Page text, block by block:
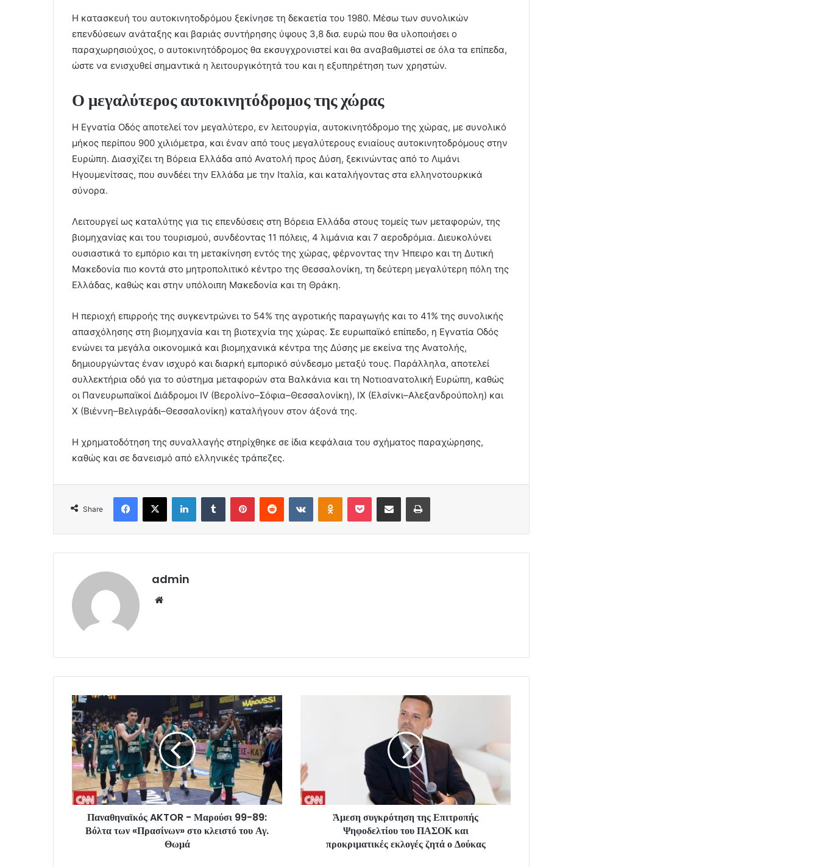
Η κατασκευή του αυτοκινητοδρόμου ξεκίνησε τη δεκαετία του 1980. Μέσω των συνολικών
επενδύσεων ανάταξης και βαριάς συντήρησης ύψους 3,8 δισ. ευρώ που θα υλοποιήσει ο
παραχωρησιούχος, ο αυτοκινητόδρομος θα εκσυγχρονιστεί και θα αναβαθμιστεί σε όλα τα επίπεδα,
ώστε να ενισχυθεί σημαντικά η λειτουργικότητά του και η εξυπηρέτηση των χρηστών.
Ο μεγαλύτερος αυτοκινητόδρομος της χώρας
Η Εγνατία Οδός αποτελεί τον μεγαλύτερο, εν λειτουργία, αυτοκινητόδρομο της χώρας, με συνολικό
μήκος περίπου 900 χιλιόμετρα, και έναν από τους μεγαλύτερους ενιαίους αυτοκινητοδρόμους στην
Ευρώπη. Διασχίζει τη Βόρεια Ελλάδα από Ανατολή προς Δύση, ξεκινώντας από το Λιμάνι
Ηγουμενίτσας, που συνδέει την Ελλάδα με την Ιταλία, και καταλήγοντας στα ελληνοτουρκικά
σύνορα.
Λειτουργεί ως καταλύτης για τις επενδύσεις στη Βόρεια Ελλάδα στους τομείς των μεταφορών, της
βιομηχανίας και του τουρισμού, συνδέοντας 11 πόλεις, 4 λιμάνια και 7 αεροδρόμια. Διευκολύνει
ουσιαστικά το εμπόριο και τη μετακίνηση εντός της χώρας, φέρνοντας την Ήπειρο και τη Δυτική
Μακεδονία πιο κοντά στο μητροπολιτικό κέντρο της Θεσσαλονίκη, τη δεύτερη μεγαλύτερη πόλη της
Ελλάδας, καθώς και στην υπόλοιπη Μακεδονία και τη Θράκη.
Η περιοχή επιρροής της συγκεντρώνει το 54% της αγροτικής παραγωγής και το 41% της συνολικής
απασχόλησης στη βιομηχανία και τη βιοτεχνία της χώρας. Σε ευρωπαϊκό επίπεδο, η Εγνατία Οδός
ενώνει τα μεγάλα οικονομικά και βιομηχανικά κέντρα της Δύσης με εκείνα της Ανατολής,
δημιουργώντας έναν ισχυρό και διαρκή εμπορικό σύνδεσμο μεταξύ τους. Παράλληλα, αποτελεί
συλλεκτήρια οδό για το σύστημα μεταφορών στα Βαλκάνια και τη Νοτιοανατολική Ευρώπη, καθώς
οι Πανευρωπαϊκοί Διάδρομοι IV (Βερολίνο–Σόφια–Θεσσαλονίκη), IX (Ελσίνκι–Αλεξανδρούπολη) και
Χ (Βιέννη–Βελιγράδι–Θεσσαλονίκη) καταλήγουν στον άξονά της.
Η χρηματοδότηση της συναλλαγής στηρίχθηκε σε ίδια κεφάλαια του σχήματος παραχώρησης,
καθώς και σε δανεισμό από ελληνικές τράπεζες.
Share
Facebook
X LinkedInTumblr PinterestReddit VKontakteOdnoklassniki
Pocket Share via Email Print
admin
Παναθηναϊκός AKTOR - Μαρούσι 99-89:
Βόλτα των «Πρασίνων» στο κλειστό του Αγ.
Θωμά
Άμεση συγκρότηση της Επιτροπής
Ψηφοδελτίου του ΠΑΣΟΚ και
προκριματικές εκλογές ζητά ο Δούκας